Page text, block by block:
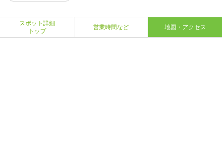
スポット詳細
トップ
営業時間など 地図・アクセス